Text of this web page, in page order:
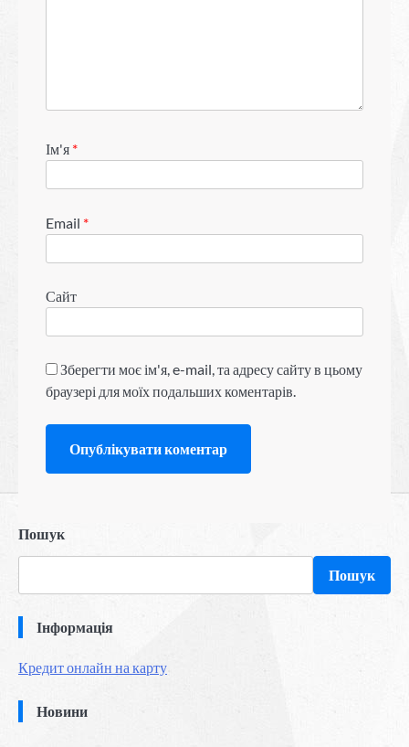
Ім'я *
Email *
Сайт
Зберегти моє ім'я, e-mail, та адресу сайту в цьому
браузері для моїх подальших коментарів.
Пошук
Пошук
Інформація
Кредит онлайн на карту
Новини